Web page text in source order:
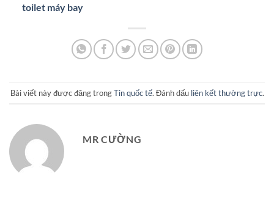
toilet máy bay
Bài viết này được đăng trongTin quốc tế. Đánh dấu liên kết thường trực.
MR CƯỜNG